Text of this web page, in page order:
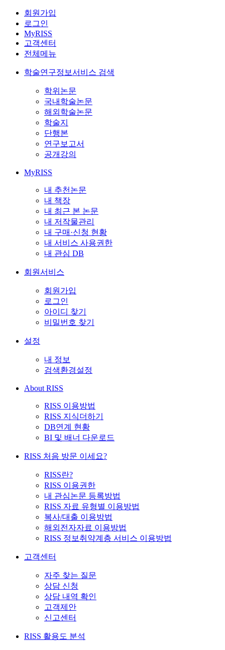
회원가입
로그인
MyRISS
고객센터
전체메뉴
학술연구정보서비스 검색
학위논문
국내학술논문
해외학술논문
학술지
단행본
연구보고서
공개강의
MyRISS
내 추천논문
내 책장
내 최근 본 논문
내 저작물관리
내 구매·신청 현황
내 서비스 사용권한
내 관심 DB
회원서비스
회원가입
로그인
아이디 찾기
비밀번호 찾기
설정
내 정보
검색환경설정
About RISS
RISS 이용방법
RISS 지식더하기
DB연계 현황
BI 및 배너 다운로드
RISS 처음 방문 이세요?
RISS란?
RISS 이용권한
내 관심논문 등록방법
RISS 자료 유형별 이용방법
복사/대출 이용방법
해외전자자료 이용방법
RISS 정보취약계층 서비스 이용방법
고객센터
자주 찾는 질문
상담 신청
상담 내역 확인
고객제안
신고센터
RISS 활용도 분석